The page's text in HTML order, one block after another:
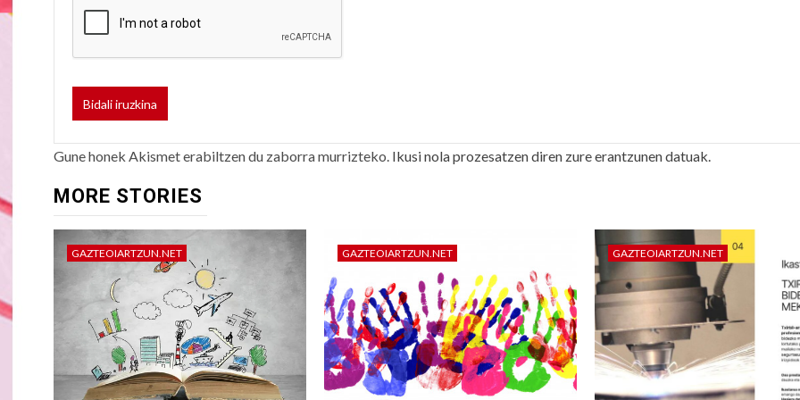
Gune honek Akismet erabiltzen du zaborra murrizteko. Ikusi nola prozesatzen diren zure erantzunen datuak.
MORE STORIES
GAZTEOIARTZUN.NET GAZTEOIARTZUN.NET GAZTEOIARTZUN.NET